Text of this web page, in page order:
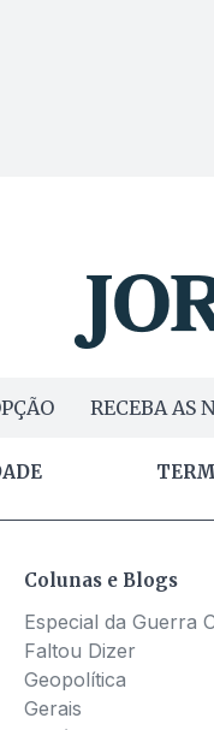
RECEBA AS
Colunas e Blogs
Especial da Guerra
Faltou Dizer
Geopolítica
Gerais